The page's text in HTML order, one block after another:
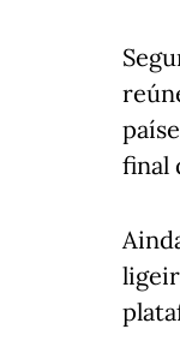
final